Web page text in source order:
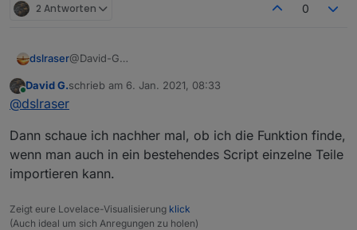
2 Antworten 0
dslraser@David-G
Bereiche extrahieren. Einfach den Baustein, also die
Blockly importieren.
Online
David G.schrieb am 6. Jan. 2021, 08:33
zuletzt editiert von
@dslraser
Dann schaue ich nachher mal, ob ich die Funktion finde,
wenn man auch in ein bestehendes Script einzelne Teile
importieren kann.
Zeigt eure Lovelace-Visualisierung klick
(Auch ideal um sich Anregungen zu holen)